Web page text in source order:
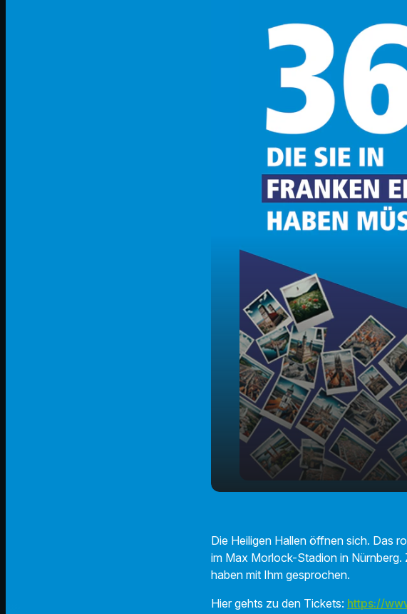
Die Heiligen Hallen öffnen sich. Das
im Max Morlock-Stadion in Nürnberg.
haben mit Ihm gesprochen.
Hier gehts zu den Tickets: https://